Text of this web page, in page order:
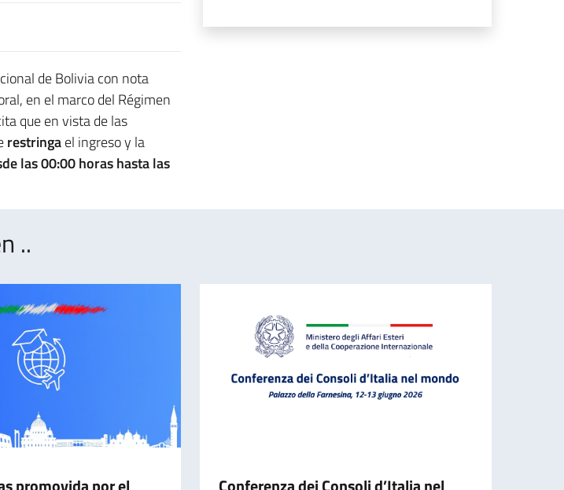
de Bolivia con nota
en el marco del Régimen
que en vista de las
restringael ingreso y la
las 00:00 horas hasta las
..